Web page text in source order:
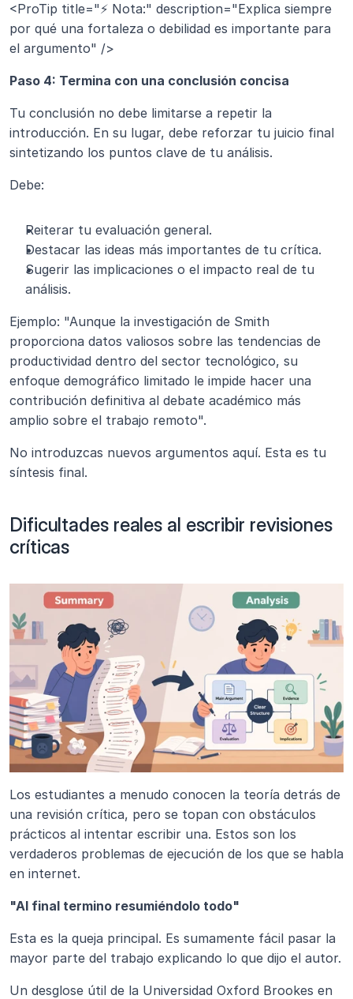
<ProTip title="⚡ Nota:" description="Explica siempre
por qué una fortaleza o debilidad es importante para
el argumento" />
Paso 4: Termina con una conclusión concisa
Tu conclusión no debe limitarse a repetir la
introducción. En su lugar, debe reforzar tu juicio final
sintetizando los puntos clave de tu análisis.
Debe:
Reiterar tu evaluación general.
Destacar las ideas más importantes de tu crítica.
Sugerir las implicaciones o el impacto real de tu
análisis.
Ejemplo: "Aunque la investigación de Smith
proporciona datos valiosos sobre las tendencias de
productividad dentro del sector tecnológico, su
enfoque demográfico limitado le impide hacer una
contribución definitiva al debate académico más
amplio sobre el trabajo remoto".
No introduzcas nuevos argumentos aquí. Esta es tu
síntesis final.
Dificultades reales al escribir revisiones
críticas
Los estudiantes a menudo conocen la teoría detrás de
una revisión crítica, pero se topan con obstáculos
prácticos al intentar escribir una. Estos son los
verdaderos problemas de ejecución de los que se habla
en internet.
"Al final termino resumiéndolo todo"
Esta es la queja principal. Es sumamente fácil pasar la
mayor parte del trabajo explicando lo que dijo el autor.
Un desglose útil de la Universidad Oxford Brookes en